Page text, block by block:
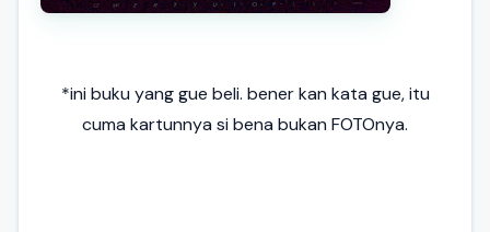
*ini buku yang gue beli. bener kan kata gue, itu
cuma kartunnya si bena bukan FOTOnya.